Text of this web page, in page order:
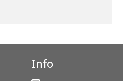
Info